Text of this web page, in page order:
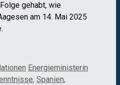
gehabt, wie
am 14. Mai 2025
Schlagwörter
Energieministerin
, Spanien,